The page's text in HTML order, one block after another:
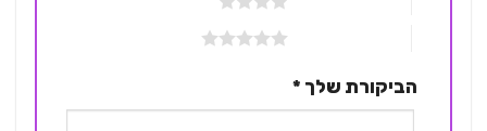
הביקורת שלך*